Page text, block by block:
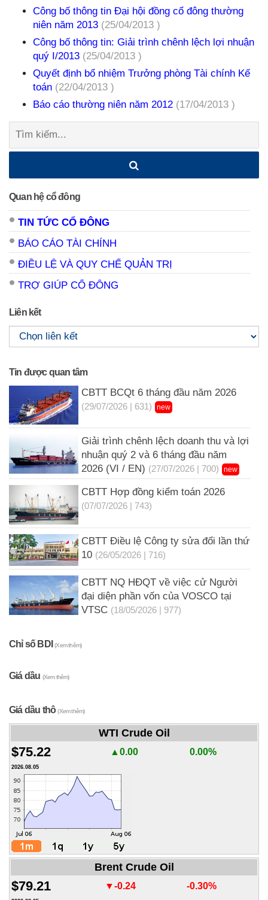
Công bố thông tin Đại hội đồng cổ đông thường
niên năm 2013 (25/04/2013 )
Công bố thông tin: Giải trình chênh lệch lợi nhuận
quý I/2013 (25/04/2013 )
Quyết định bổ nhiệm Trưởng phòng Tài chính Kế
toán (22/04/2013 )
Báo cáo thường niên năm 2012 (17/04/2013 )
Tìm
Quan hệ cổ đông
TIN TỨC CỔ ĐÔNG
BÁO CÁO TÀI CHÍNH
ĐIỀU LỆ VÀ QUY CHẾ QUẢN TRỊ
TRỢ GIÚP CỔ ĐÔNG
Liên kết
Tin được quan tâm
CBTT BCQt 6 tháng đầu năm 2026
(29/07/2026 | 631) new
Giải trình chênh lệch doanh thu và lợi
nhuận quý 2 và 6 tháng đầu năm
2026 (VI / EN) (27/07/2026 | 700) new
CBTT Hợp đồng kiểm toán 2026
(07/07/2026 | 743)
CBTT Điều lệ Công ty sửa đổi lần thứ
10 (26/05/2026 | 716)
CBTT NQ HĐQT về việc cử Người
đại diện phần vốn của VOSCO tại
VTSC (18/05/2026 | 977)
Chỉ số BDI(Xem thêm)
Giá dầu (Xem thêm)
Giá dầu thô(Xem thêm)
WTI Crude Oil
$75.22 ▲0.00 0.00%
2026.08.05
Brent Crude Oil
$79.21 ▼-0.24 -0.30%